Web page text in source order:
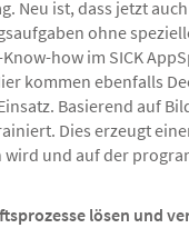
Neu ist, dass jetzt
ohne
how im SICK
kommen ebenfalls
Basierend auf
Dies erzeugt
wird und auf der
lösen und